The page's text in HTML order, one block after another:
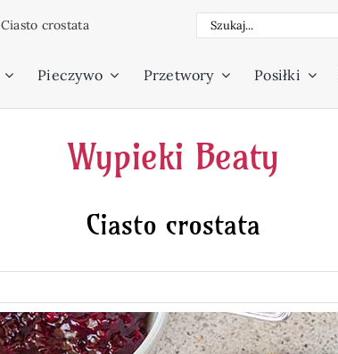
Ciasto crostata Szukaj
Pieczywo Przetwory Posiłki
Wypieki Beaty
Ciasto crostata